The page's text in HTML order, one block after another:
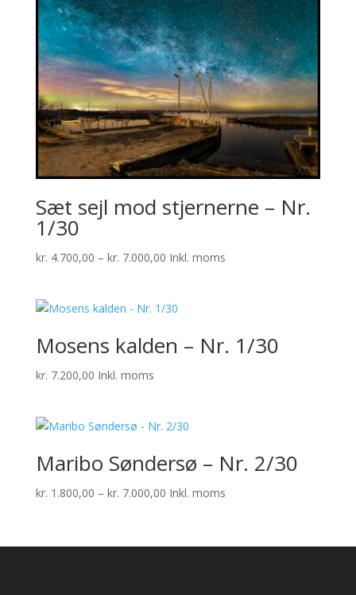
Sæt sejl mod stjernerne – Nr.
1/30
kr. 4.700,00 – kr. 7.000,00Prisinterval:
kr. 7.000,00
Inkl. moms
Mosens kalden – Nr. 1/30
kr. 7.200,00 Inkl. moms
Maribo Søndersø – Nr. 2/30
kr. 1.800,00 – kr. 7.000,00Prisinterval:
kr. 7.000,00
Inkl. moms